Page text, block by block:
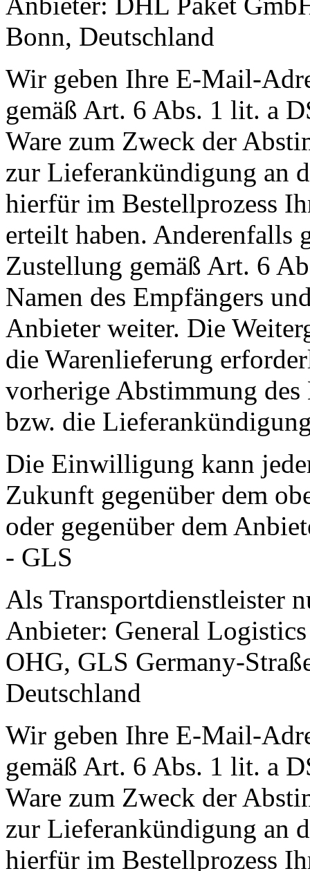
Bonn, Deutschland
Wir geben Ihre E-Mail-
gemäß Art. 6 Abs. 1 lit. a
Ware zum Zweck der
zur Lieferankündigung an
hierfür im Bestellprozess
erteilt haben. Anderenfalls
Zustellung gemäß Art. 6
Namen des Empfängers
Anbieter weiter. Die
die Warenlieferung
vorherige Abstimmung
bzw. die
Die Einwilligung kann
Zukunft gegenüber dem
oder gegenüber dem
- GLS
Als Transportdienstleister
Anbieter: General
OHG, GLS Germany-
Deutschland
Wir geben Ihre E-Mail-
gemäß Art. 6 Abs. 1 lit. a
Ware zum Zweck der
zur Lieferankündigung an
hierfür im Bestellprozess